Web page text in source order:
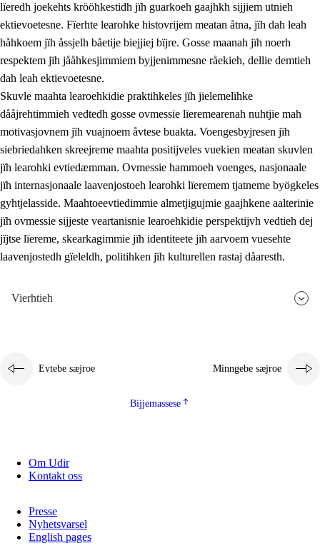
lïeredh joekehts krööhkestidh jïh guarkoeh gaajhkh sijjiem utnieh
ektievoetesne. Fïerhte learohke histovrijem meatan åtna, jïh dah leah
håhkoem jïh åssjelh båetije biejjiej bïjre. Gosse maanah jïh noerh
respektem jïh jååhkesjimmiem byjjenimmesne råekieh, dellie demtieh
dah leah ektievoetesne.
Skuvle maahta learoehkidie praktihkeles jïh jielemelïhke
dååjrehtimmieh vedtedh gosse ovmessie lïeremearenah nuhtjie mah
motivasjovnem jïh vuajnoem åvtese buakta. Voengesbyjresen jïh
siebriedahken skreejreme maahta positijveles vuekien meatan skuvlen
jïh learohki evtiedæmman. Ovmessie hammoeh voenges, nasjonaale
jïh internasjonaale laavenjostoeh learohki lïeremem tjatneme byögkeles
gyhtjelasside. Maahtoeevtiedimmie almetjigujmie gaajhkene aalterinie
jïh ovmessie sijjeste veartanisnie learoehkidie perspektijvh vedtieh dej
jïjtse lïereme, skearkagimmie jïh identiteete jïh aarvoem vuesehte
laavenjostedh gïeleldh, politihken jïh kulturellen rastaj dåaresth.
Vierhtieh
Evtebe sæjroe Minngebe sæjroe
Bijjemassese
Om Udir
Kontakt oss
Presse
Nyhetsvarsel
English pages